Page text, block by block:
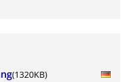
(1320KB)